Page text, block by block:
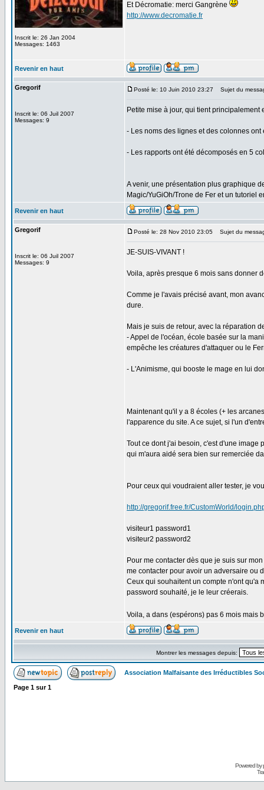
Inscrit le: 26 Jan 2004
Messages: 1463
Et Décromatie: merci Gangrène
http://www.decromatie.fr
Revenir en haut
Gregorif
Inscrit le: 06 Juil 2007
Messages: 9
Posté le: 10 Juin 2010 23:27 Sujet du
Petite mise à jour, qui tient principalement
- Les noms des lignes et des colonnes
- Les rapports ont été décomposés en 5
A venir, une présentation plus graphique
Magic/YuGiOh/Trone de Fer et un tutoriel
Revenir en haut
Gregorif
Inscrit le: 06 Juil 2007
Messages: 9
Posté le: 28 Nov 2010 23:05 Sujet du
JE-SUIS-VIVANT !
Voila, après presque 6 mois sans donner
Comme je l'avais précisé avant, mon
dure.
Mais je suis de retour, avec la réparation
- Appel de l'océan, école basée sur la
empêche les créatures d'attaquer ou le
- L'Animisme, qui booste le mage en lui
Maintenant qu'il y a 8 écoles (+ les
l'apparence du site. A ce sujet, si l'un
Tout ce dont j'ai besoin, c'est d'une
qui m'aura aidé sera bien sur remerciée
Pour ceux qui voudraient aller tester, je
http://gregorif.free.fr/CustomWorld/
visiteur1 password1
visiteur2 password2
Pour me contacter dès que je suis sur
me contacter pour avoir un adversaire ou
Ceux qui souhaitent un compte n'ont qu'a
password souhaité, je le leur créerais.
Voila, a dans (espérons) pas 6 mois mais
Revenir en haut
Montrer les messages depuis:
Association Malfaisante des Irréductibles
Page 1 sur1
Powered by